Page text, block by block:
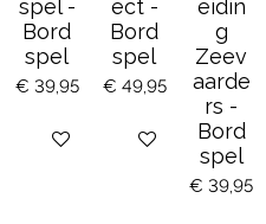
spel -
Bord
spel
€ 39,95
Bekijk details
ect -
Bord
spel
€ 49,95
Bekijk details
eidin
g
Zeev
aarde
rs -
Bord
spel
€ 39,95